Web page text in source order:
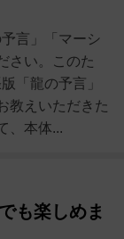
言」「マーシ
さい。このた
「龍の予言」
教えいただきた
、本体...
も楽しめま